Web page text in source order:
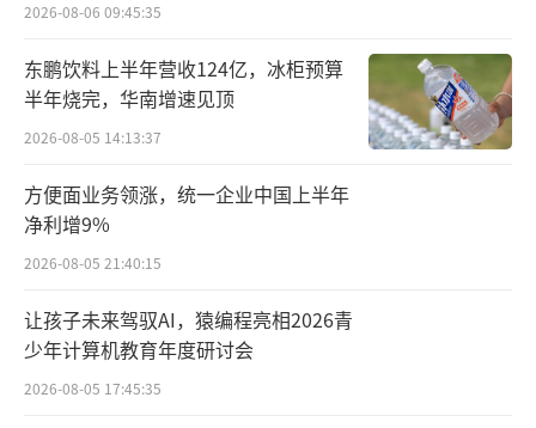
也发生2次变更，分别为2020年12月叶刚辞
职，财务负责人变更为严伟；2022年12月严伟
辞职，财务负责人变更为王义俊。
据了解，上市辅导是上市过程中的一个阶
段，辅导机构需要督促企业制定符合上市要求
策和控制制度以及激励约束机制，健全公司财
务会计制度等。一般而言，主办券商因为对企
业更为熟悉而成为辅导机构的首选。
2026-08-06 09:45:35
东鹏饮料上半年营收124亿，冰柜预算
半年烧完，华南增速见顶
2026-08-05 14:13:37
方便面业务领涨，统一企业中国上半年
净利增9%
2026-08-05 21:40:15
让孩子未来驾驭AI，猿编程亮相2026青
少年计算机教育年度研讨会
2026-08-05 17:45:35